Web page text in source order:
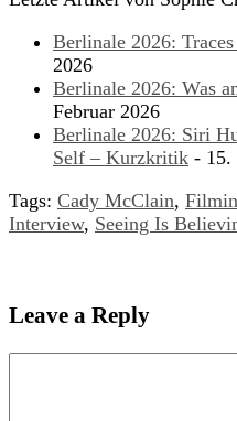
Berlinale 2026:
2026
Berlinale 2026: Was
Februar 2026
Berlinale 2026: Siri
Self – Kurzkritik - 15.
Tags: Cady McClain,
Interview, Seeing Is
Leave a Reply